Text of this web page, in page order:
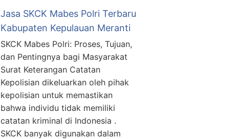
Jasa SKCK Mabes Polri Terbaru
Kabupaten Kepulauan Meranti
SKCK Mabes Polri: Proses, Tujuan,
dan Pentingnya bagi Masyarakat
Surat Keterangan Catatan
Kepolisian dikeluarkan oleh pihak
kepolisian untuk memastikan
bahwa individu tidak memiliki
catatan kriminal di Indonesia .
SKCK banyak digunakan dalam